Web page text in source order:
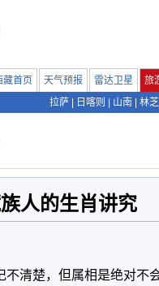
藏首页 天气预报 雷达卫星 旅
拉萨
日喀则 山南 林芝
人的生肖讲究
清楚，但属相是绝对不